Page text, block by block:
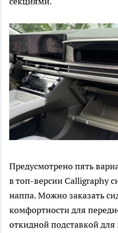
Предусмотрено пять
в топ-версии Calligraphy
наппа. Можно заказать
комфортности для
откидной подставкой